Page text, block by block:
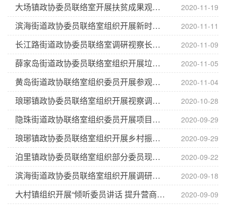
大场镇政协委员联络室开展扶贫成果观摩及乡村振兴调研活动 2020-11-19
滨海街道政协委员联络室组织开展新时代文明实践座谈调研活动 2020-11-11
长江路街道政协委员联络室调硏视察长江路智慧化城建情况活动 2020-11-09
薛家岛街道政协委员联络室组织开展垃圾分类专题调研活动 2020-11-05
黄岛街道政协联络室组织委员开展参观学习活动 2020-11-04
琅琊镇政协委员联络室组织开展视察调研活动 2020-10-28
隐珠街道政协联络室组织委员开展项目观摩活动 2020-09-29
琅琊镇政协委员联络室组织开展乡村振兴——蓝湾整治和海岸线修复工作调研活动 2020-09-29
泊里镇政协委员联络室组织部分委员现场监督小庄、丰台村庄拆迁签约工作 2020-09-22
滨海街道政协委员联络室组织开展调研活动 2020-09-18
大村镇组织开展“倾听委员讲话 提升营商环境”主题政府开放日活动 2020-09-09